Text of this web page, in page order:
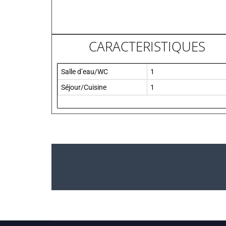
CARACTERISTIQUES
Salle d’eau/WC
1
Séjour/Cuisine
1